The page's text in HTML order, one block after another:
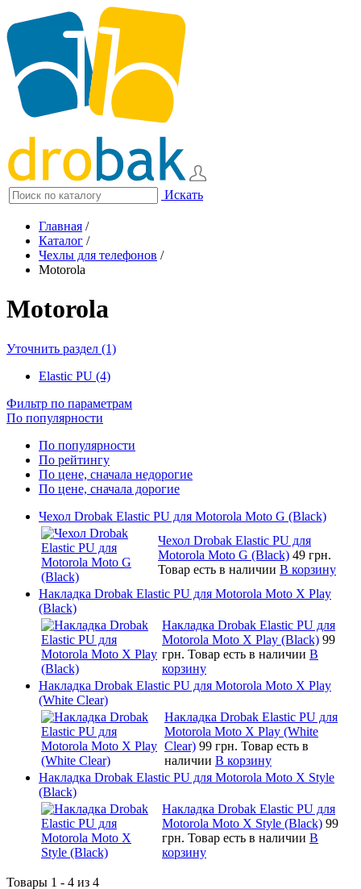
Искать
Главная /
Каталог /
Чехлы для телефонов /
Motorola
Motorola
Уточнить раздел (1)
Elastic PU (4)
Фильтр по параметрам
По популярности
По популярности
По рейтингу
По цене, сначала недорогие
По цене, сначала дорогие
Чехол Drobak Elastic PU для Motorola Moto G (Black)
Чехол Drobak Elastic PU для
Motorola Moto G (Black) 49 грн.
Товар есть в наличии В корзину
Накладка Drobak Elastic PU для Motorola Moto X Play
(Black)
Накладка Drobak Elastic PU для
Motorola Moto X Play (Black) 99
грн. Товар есть в наличии В
корзину
Накладка Drobak Elastic PU для Motorola Moto X Play
(White Clear)
Накладка Drobak Elastic PU для
Motorola Moto X Play (White
Clear) 99 грн. Товар есть в
наличии В корзину
Накладка Drobak Elastic PU для Motorola Moto X Style
(Black)
Накладка Drobak Elastic PU для
Motorola Moto X Style (Black) 99
грн. Товар есть в наличии В
корзину
Товары 1 - 4 из 4